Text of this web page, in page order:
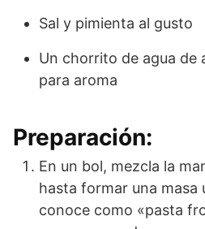
Sal y pimienta al gusto
Un chorrito de agua de
para aroma
Preparación:
En un bol, mezcla la
hasta formar una masa
conoce como «pasta